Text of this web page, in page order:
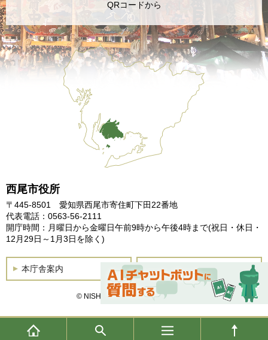
西尾市役所
〒445-8501 愛知県西尾市寄住町下田22番地
代表電話：0563-56-2111
開庁時間：月曜日から金曜日午前9時から午後4時まで(祝日・休日・
12月29日～1月3日を除く)
本庁舎案内 土曜開庁
© NISHIO City, All Rights Reserved.
QRコードから